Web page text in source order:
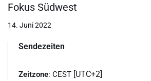
Fokus Südwest
14. Juni 2022
Sendezeiten
Zeitzone: CEST [UTC+2]